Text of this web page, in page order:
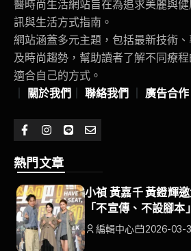
醫時尚生活網站旨在為追求美麗與
訊與生活方式指南。
網站涵蓋多元主題，包括最新技術
及時尚趨勢，幫助讀者了解不同療
適合自己的方式。
關於我們 聯絡我們 廣告合作
熱門文章
小禎 黃嘉千 黃鐙輝
「不宣傳、不設腳本」
編輯中心 2026-03-